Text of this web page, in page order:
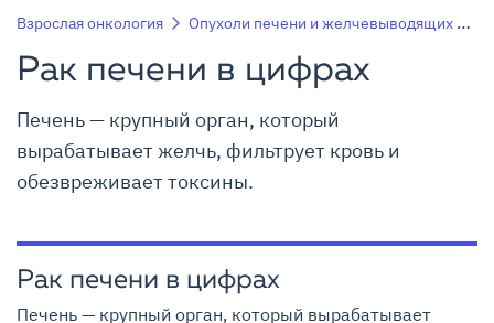
Взрослая онкология Опухоли печени и желчевыводящих путей
Рак печени в цифрах
Печень — крупный орган, который
вырабатывает желчь, фильтрует кровь и
обезвреживает токсины.
Рак печени в цифрах
Печень — крупный орган, который вырабатывает